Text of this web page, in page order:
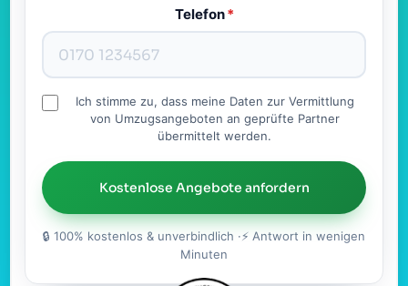
Telefon*
Ich stimme zu, dass meine Daten zur Vermittlung
von Umzugsangeboten an geprüfte Partner
übermittelt werden.
Kostenlose Angebote anfordern
🔒 100% kostenlos & unverbindlich ·⚡ Antwort in wenigen
Minuten